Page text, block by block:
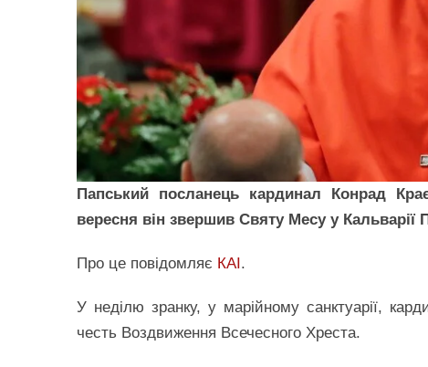
Папський посланець кардинал Конрад
вересня він звершив Святу Месу у
Про це повідомляє КАІ .
У неділю зранку, у марійному санктуарії,
честь Воздвиження Всечесного Хреста.